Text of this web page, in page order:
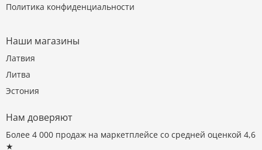
Политика конфиденциальности
Наши магазины
Латвия
Литва
Эстония
Нам доверяют
Более 4 000 продаж на маркетплейсе со средней оценкой 4,6
★